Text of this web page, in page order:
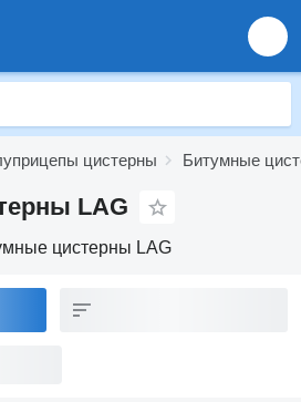
цистерны Битумные
LAG
цистерны LAG